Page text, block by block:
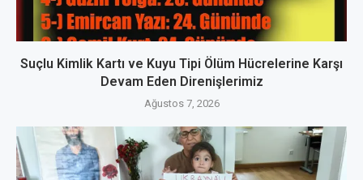
Suçlu Kimlik Kartı ve Kuyu Tipi Ölüm Hücrelerine Karşı
Devam Eden Direnişlerimiz
Ağustos 7, 2026